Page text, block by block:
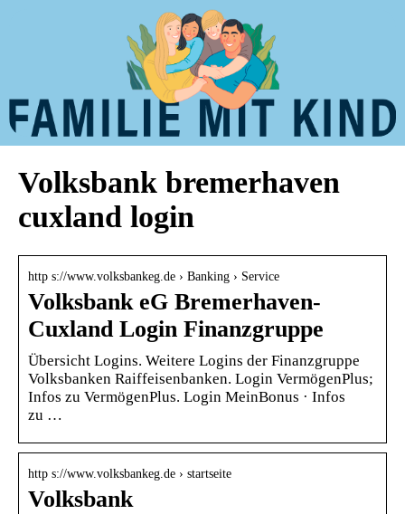
Volksbank bremerhaven
cuxland login
http s://www.volksbankeg.de › Banking › Service
Volksbank eG Bremerhaven-
Cuxland Login Finanzgruppe
Übersicht Logins. Weitere Logins der Finanzgruppe
Volksbanken Raiffeisenbanken. Login VermögenPlus;
Infos zu VermögenPlus. Login MeinBonus · Infos
zu …
http s://www.volksbankeg.de › startseite
Volksbank